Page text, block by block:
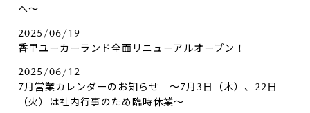
へ～
2025/06/19
香里ユーカーランド全面リニューアルオープン！
2025/06/12
7月営業カレンダーのお知らせ ～7月3日（木）、22日
（火）は社内行事のため臨時休業～